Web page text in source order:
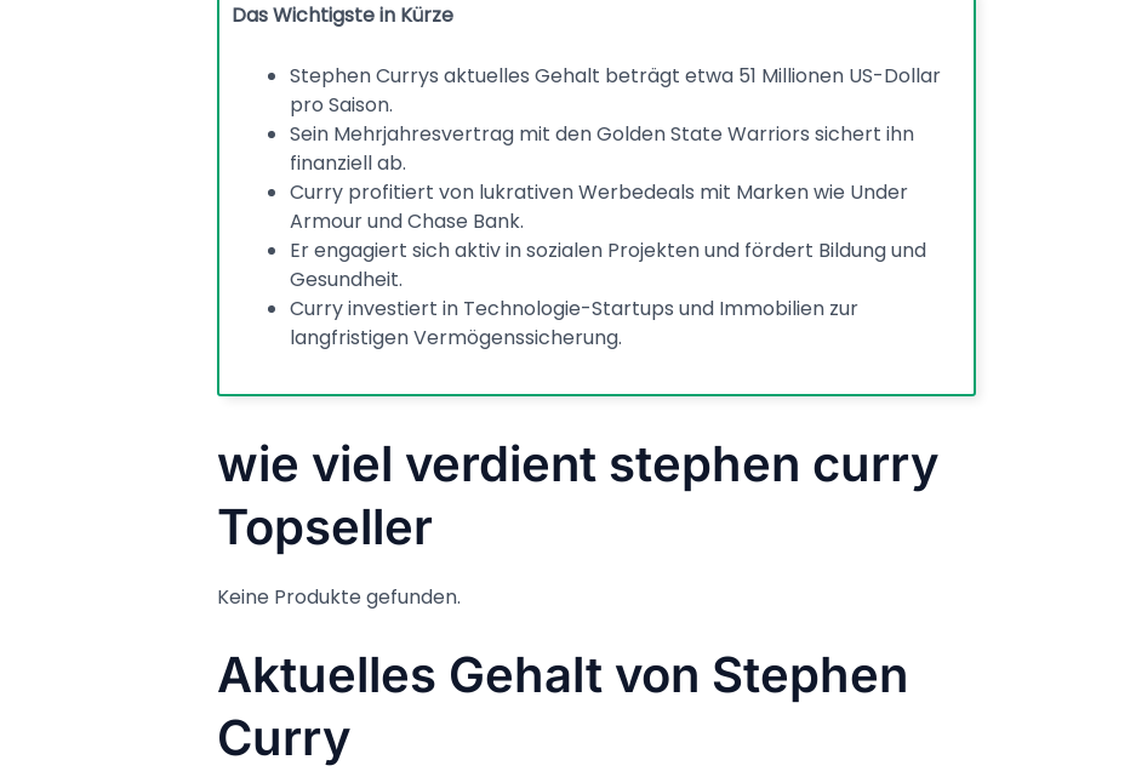
Das Wichtigste in Kürze
Stephen Currys aktuelles Gehalt beträgt etwa 51 Millionen US-Dollar
pro Saison.
Sein Mehrjahresvertrag mit den Golden State Warriors sichert ihn
finanziell ab.
Curry profitiert von lukrativen Werbedeals mit Marken wie Under
Armour und Chase Bank.
Er engagiert sich aktiv in sozialen Projekten und fördert Bildung und
Gesundheit.
Curry investiert in Technologie-Startups und Immobilien zur
langfristigen Vermögenssicherung.
wie viel verdient stephen curry
Topseller
Keine Produkte gefunden.
Aktuelles Gehalt von Stephen
Curry